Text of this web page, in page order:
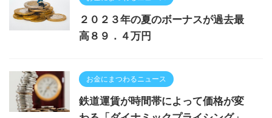
２０２３年の夏のボーナスが過去最
高８９．４万円
お金にまつわるニュース
鉄道運賃が時間帯によって価格が変